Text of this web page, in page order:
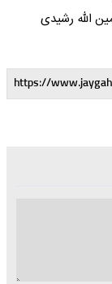
الله رشیدی